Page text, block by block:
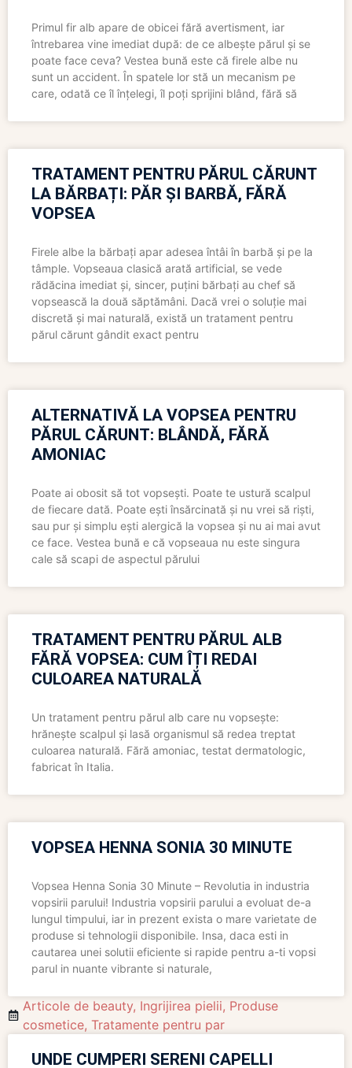
Primul fir alb apare de obicei fără avertisment, iar
întrebarea vine imediat după: de ce albește părul și se
poate face ceva? Vestea bună este că firele albe nu
sunt un accident. În spatele lor stă un mecanism pe
care, odată ce îl înțelegi, îl poți sprijini blând, fără să
TRATAMENT PENTRU PĂRUL CĂRUNT
LA BĂRBAȚI: PĂR ȘI BARBĂ, FĂRĂ
VOPSEA
Firele albe la bărbați apar adesea întâi în barbă și pe la
tâmple. Vopseaua clasică arată artificial, se vede
rădăcina imediat și, sincer, puțini bărbați au chef să
vopsească la două săptămâni. Dacă vrei o soluție mai
discretă și mai naturală, există un tratament pentru
părul cărunt gândit exact pentru
ALTERNATIVĂ LA VOPSEA PENTRU
PĂRUL CĂRUNT: BLÂNDĂ, FĂRĂ
AMONIAC
Poate ai obosit să tot vopsești. Poate te ustură scalpul
de fiecare dată. Poate ești însărcinată și nu vrei să riști,
sau pur și simplu ești alergică la vopsea și nu ai mai avut
ce face. Vestea bună e că vopseaua nu este singura
cale să scapi de aspectul părului
TRATAMENT PENTRU PĂRUL ALB
FĂRĂ VOPSEA: CUM ÎȚI REDAI
CULOAREA NATURALĂ
Un tratament pentru părul alb care nu vopsește:
hrănește scalpul și lasă organismul să redea treptat
culoarea naturală. Fără amoniac, testat dermatologic,
fabricat în Italia.
VOPSEA HENNA SONIA 30 MINUTE
Vopsea Henna Sonia 30 Minute – Revolutia in industria
vopsirii parului! Industria vopsirii parului a evoluat de-a
lungul timpului, iar in prezent exista o mare varietate de
produse si tehnologii disponibile. Insa, daca esti in
cautarea unei solutii eficiente si rapide pentru a-ti vopsi
parul in nuante vibrante si naturale,
Articole de beauty, Ingrijirea pielii, Produse
cosmetice, Tratamente pentru par
UNDE CUMPERI SERENI CAPELLI